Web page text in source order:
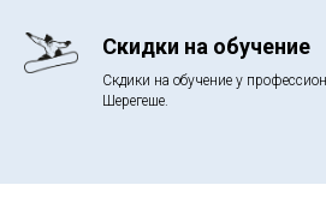
Скидки на обучение
Скдики на обучение у
Шерегеше.